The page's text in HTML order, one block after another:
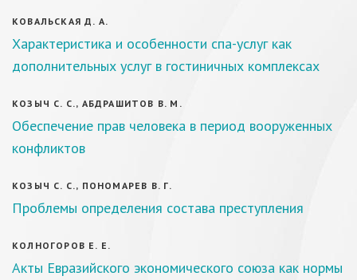
КОВАЛЬСКАЯ Д. А.
Характеристика и особенности спа-услуг как
дополнительных услуг в гостиничных комплексах
КОЗЫЧ С. С., АБДРАШИТОВ В. М.
Обеспечение прав человека в период вооруженных
конфликтов
КОЗЫЧ С. С., ПОНОМАРЕВ В. Г.
Проблемы определения состава преступления
КОЛНОГОРОВ Е. Е.
Акты Евразийского экономического союза как нормы